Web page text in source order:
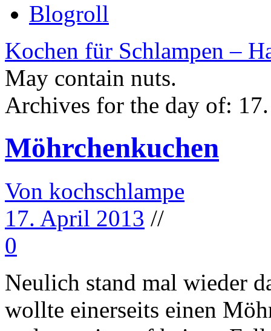
Blogroll
Kochen für Schlampen –
May contain nuts.
Archives for the day of:
Möhrchenkuchen
Von kochschlampe
17. April 2013 //
0
Neulich stand mal wieder
wollte einerseits einen